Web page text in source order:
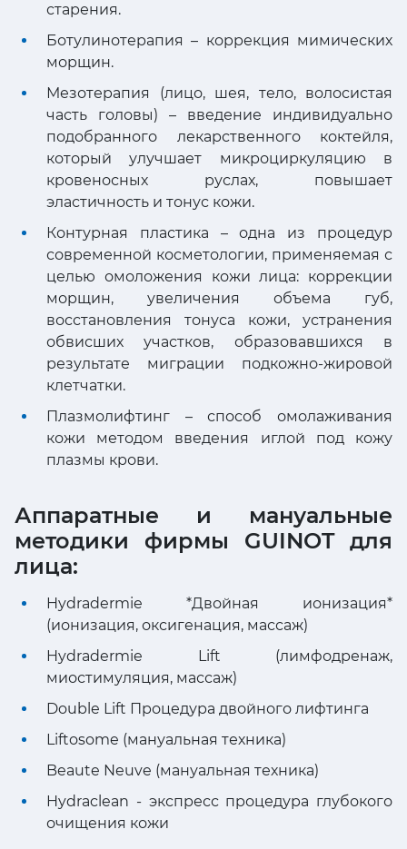
старения.
Ботулинотерапия – коррекция мимических
морщин.
Мезотерапия (лицо, шея, тело, волосистая
часть головы) – введение индивидуально
подобранного лекарственного коктейля,
который улучшает микроциркуляцию в
кровеносных руслах, повышает
эластичность и тонус кожи.
Контурная пластика – одна из процедур
современной косметологии, применяемая с
целью омоложения кожи лица: коррекции
морщин, увеличения объема губ,
восстановления тонуса кожи, устранения
обвисших участков, образовавшихся в
результате миграции подкожно-жировой
клетчатки.
Плазмолифтинг – способ омолаживания
кожи методом введения иглой под кожу
плазмы крови.
Аппаратные и мануальные
методики фирмы GUINOT для
лица:
Hydradermie *Двойная ионизация*
(ионизация, оксигенация, массаж)
Hydradermie Lift (лимфодренаж,
миостимуляция, массаж)
Double Lift Процедура двойного лифтинга
Liftosome (мануальная техника)
Beaute Neuve (мануальная техника)
Hydraclean - экспресс процедура глубокого
очищения кожи